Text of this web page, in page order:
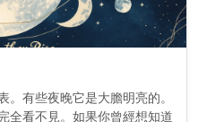
有些夜晚它是大膽明亮的。
全看不見。如果你曾經想知道